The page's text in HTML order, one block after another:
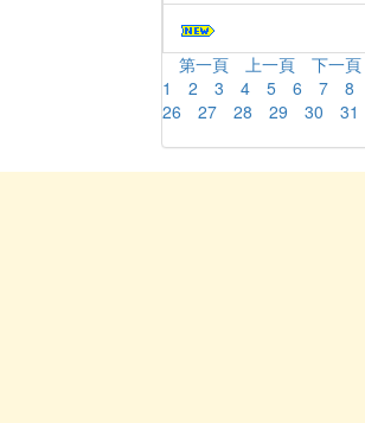
第一頁
上一頁 下一頁
1
2 3 4 5 6 7 8
26
27 28 29 30 31